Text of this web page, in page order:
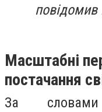
Масштабні
постачання
За